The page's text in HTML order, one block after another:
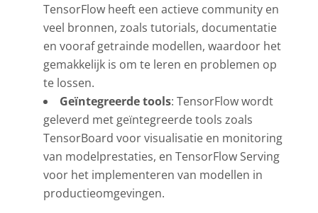
TensorFlow heeft een actieve community en
veel bronnen, zoals tutorials, documentatie
en vooraf getrainde modellen, waardoor het
gemakkelijk is om te leren en problemen op
te lossen.
Geïntegreerde tools: TensorFlow wordt
geleverd met geïntegreerde tools zoals
TensorBoard voor visualisatie en monitoring
van modelprestaties, en TensorFlow Serving
voor het implementeren van modellen in
productieomgevingen.